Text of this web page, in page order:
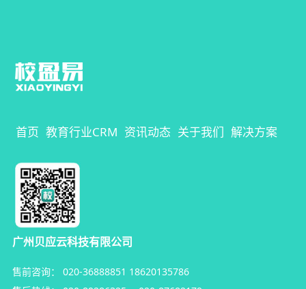
首页 教育行业CRM 资讯动态 关于我们 解决方案
广州贝应云科技有限公司
售前咨询： 020-36888851 18620135786